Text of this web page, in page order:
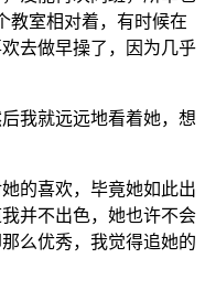
教室相对着，有时候在
去做早操了，因为几乎
我就远远地看着她，想
的喜欢，毕竟她如此出
并不出色，她也许不会
么优秀，我觉得追她的